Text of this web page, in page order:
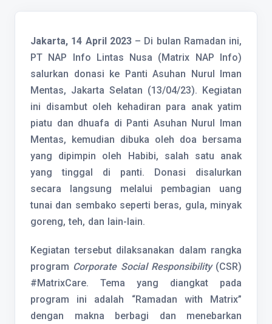
Jakarta, 14 April 2023 – Di bulan Ramadan ini,
PT NAP Info Lintas Nusa (Matrix NAP Info)
salurkan donasi ke Panti Asuhan Nurul Iman
Mentas, Jakarta Selatan (13/04/23). Kegiatan
ini disambut oleh kehadiran para anak yatim
piatu dan dhuafa di Panti Asuhan Nurul Iman
Mentas, kemudian dibuka oleh doa bersama
yang dipimpin oleh Habibi, salah satu anak
yang tinggal di panti. Donasi disalurkan
secara langsung melalui pembagian uang
tunai dan sembako seperti beras, gula, minyak
goreng, teh, dan lain-lain.
Kegiatan tersebut dilaksanakan dalam rangka
program Corporate Social Responsibility(CSR)
#MatrixCare. Tema yang diangkat pada
program ini adalah “Ramadan with Matrix”
dengan makna berbagi dan menebarkan